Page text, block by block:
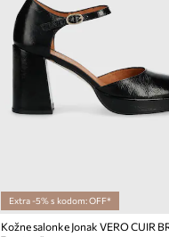
Extra -5% s kodom: OFF*